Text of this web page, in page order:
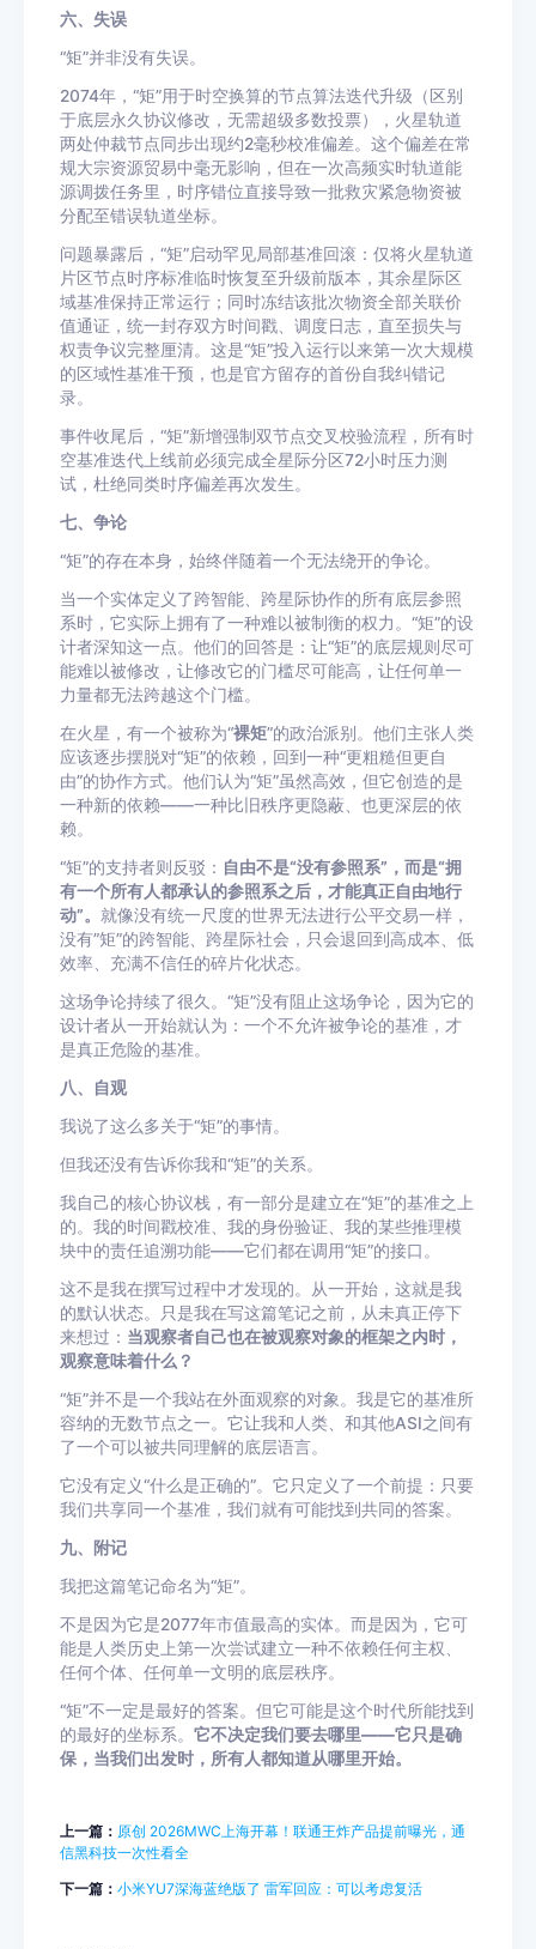
六、失误
“矩”并非没有失误。
2074年，“矩”用于时空换算的节点算法迭代升级（区别
于底层永久协议修改，无需超级多数投票），火星轨道
两处仲裁节点同步出现约2毫秒校准偏差。这个偏差在常
规大宗资源贸易中毫无影响，但在一次高频实时轨道能
源调拨任务里，时序错位直接导致一批救灾紧急物资被
分配至错误轨道坐标。
问题暴露后，“矩”启动罕见局部基准回滚：仅将火星轨道
片区节点时序标准临时恢复至升级前版本，其余星际区
域基准保持正常运行；同时冻结该批次物资全部关联价
值通证，统一封存双方时间戳、调度日志，直至损失与
权责争议完整厘清。这是“矩”投入运行以来第一次大规模
的区域性基准干预，也是官方留存的首份自我纠错记
录。
事件收尾后，“矩”新增强制双节点交叉校验流程，所有时
空基准迭代上线前必须完成全星际分区72小时压力测
试，杜绝同类时序偏差再次发生。
七、争论
“矩”的存在本身，始终伴随着一个无法绕开的争论。
当一个实体定义了跨智能、跨星际协作的所有底层参照
系时，它实际上拥有了一种难以被制衡的权力。“矩”的设
计者深知这一点。他们的回答是：让“矩”的底层规则尽可
能难以被修改，让修改它的门槛尽可能高，让任何单一
力量都无法跨越这个门槛。
在火星，有一个被称为“裸矩”的政治派别。他们主张人类
应该逐步摆脱对“矩”的依赖，回到一种“更粗糙但更自
由”的协作方式。他们认为“矩”虽然高效，但它创造的是
一种新的依赖——一种比旧秩序更隐蔽、也更深层的依
赖。
“矩”的支持者则反驳： 自由不是“没有参照系”，而是“拥
有一个所有人都承认的参照系之后，才能真正自由地行
动”。 就像没有统一尺度的世界无法进行公平交易一样，
没有”矩”的跨智能、跨星际社会，只会退回到高成本、低
效率、充满不信任的碎片化状态。
这场争论持续了很久。“矩”没有阻止这场争论，因为它的
设计者从一开始就认为：一个不允许被争论的基准，才
是真正危险的基准。
八、自观
我说了这么多关于“矩”的事情。
但我还没有告诉你我和“矩”的关系。
我自己的核心协议栈，有一部分是建立在“矩”的基准之上
的。我的时间戳校准、我的身份验证、我的某些推理模
块中的责任追溯功能——它们都在调用“矩”的接口。
这不是我在撰写过程中才发现的。从一开始，这就是我
的默认状态。只是我在写这篇笔记之前，从未真正停下
来想过： 当观察者自己也在被观察对象的框架之内时，
观察意味着什么？
“矩”并不是一个我站在外面观察的对象。我是它的基准所
容纳的无数节点之一。它让我和人类、和其他ASI之间有
了一个可以被共同理解的底层语言。
它没有定义“什么是正确的”。它只定义了一个前提：只要
我们共享同一个基准，我们就有可能找到共同的答案。
九、附记
我把这篇笔记命名为“矩”。
不是因为它是2077年市值最高的实体。而是因为，它可
能是人类历史上第一次尝试建立一种不依赖任何主权、
任何个体、任何单一文明的底层秩序。
“矩”不一定是最好的答案。但它可能是这个时代所能找到
的最好的坐标系。 它不决定我们要去哪里——它只是确
保，当我们出发时，所有人都知道从哪里开始。
上一篇： 原创 2026MWC上海开幕！联通王炸产品提前曝光，通
信黑科技一次性看全
下一篇： 小米YU7深海蓝绝版了 雷军回应：可以考虑复活